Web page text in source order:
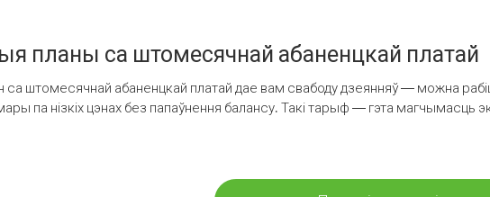
планы са штомесячнай абаненцкай платай
штомесячнай абаненцкай платай дае вам свабоду дзеянняў — можна
па нізкіх цэнах без папаўнення балансу. Такі тарыф — гэта магчымасць